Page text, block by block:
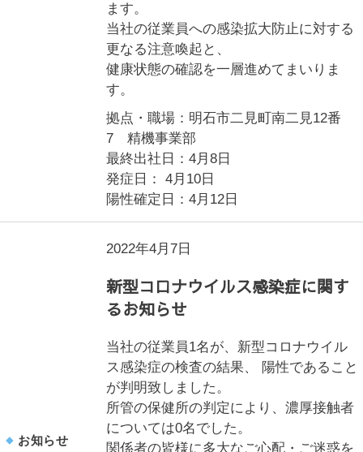
ます。
当社の従業員への感染拡大防止に対する
更なる注意喚起と、
健康状態の確認を一層進めてまいりま
す。
拠点・職場：明石市二見町南二見12番
7 精機事業部
最終出社日：4月8日
発症日： 4月10日
陽性確定日：4月12日
お知らせ
2022年4月7日
新型コロナウイルス感染症に関す
るお知らせ
当社の従業員1名が、新型コロナウイル
ス感染症の検査の結果、 陽性であること
が判明致しました。
所管の保健所の判定により、濃厚接触者
については0名でした。
関係者の皆様に多大なご心配・ご迷惑を